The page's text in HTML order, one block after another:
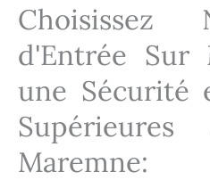
Choisissez
d'Entrée Sur
une Sécurité
Maremne: